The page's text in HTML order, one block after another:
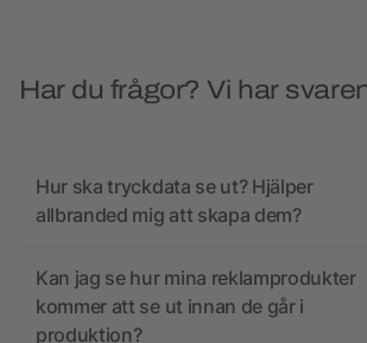
Har du frågor? Vi har
Hur ska tryckdata se ut? Hjälper
allbranded mig att skapa dem?
Kan jag se hur mina reklamprodukter
kommer att se ut innan de går i
produktion?